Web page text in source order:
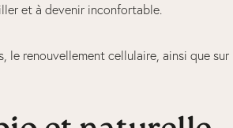
et à devenir inconfortable.
le renouvellement cellulaire, ainsi que sur